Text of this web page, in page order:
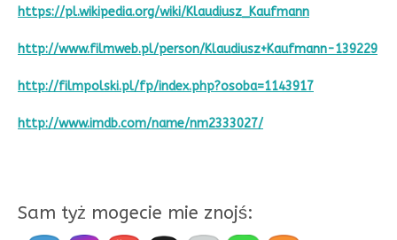
https://pl.wikipedia.org/wiki/Klaudiusz_Kaufmann
http://www.filmweb.pl/person/Klaudiusz+Kaufmann-139229
http://filmpolski.pl/fp/index.php?osoba=1143917
http://www.imdb.com/name/nm2333027/
Sam tyż mogecie mie znojś: